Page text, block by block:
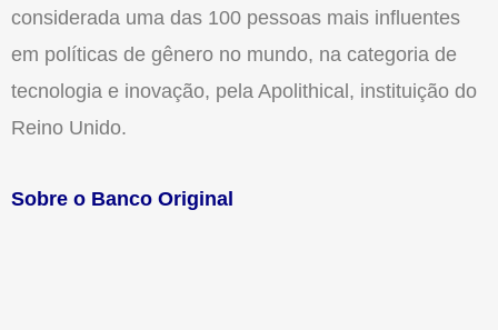
considerada uma das 100 pessoas mais influentes
em políticas de gênero no mundo, na categoria de
tecnologia e inovação, pela Apolithical, instituição do
Reino Unido.
Sobre o Banco Original